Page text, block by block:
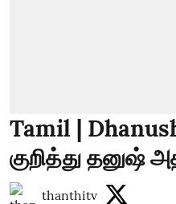
Tamil |
குறித்து தனுஷ்
thanthitv